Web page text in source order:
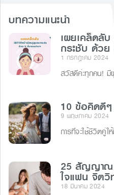
บทความแนะนำ
เผยเคล็ดลับ
กระชับ ด้ว
1 กรกฎาคม 2024
สวัสดีค่ะทุกคน! มี
10 ข้อคิดดีๆ
9 พฤษภาคม 2024
การที่จะใช้ชีวิตคู่ใ
25 สัญญาณ
ใจแฟน จิตวิ
18 มีนาคม 2024